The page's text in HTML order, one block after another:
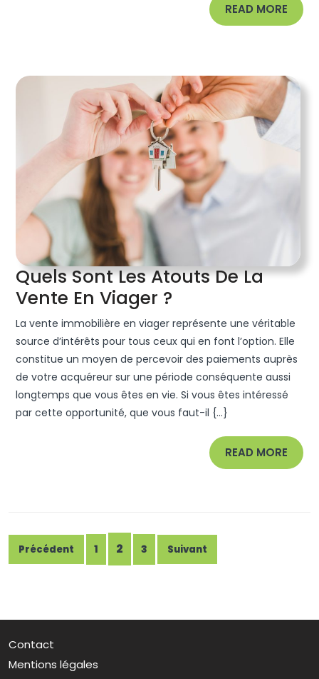
READ MORE READ
MORE
Quels Sont Les Atouts De La
Vente En Viager ?
Sont
Les
Atouts
De
La
Vente
Viager ?
La vente immobilière en viager représente une véritable
source d’intérêts pour tous ceux qui en font l’option. Elle
constitue un moyen de percevoir des paiements auprès
de votre acquéreur sur une période conséquente aussi
longtemps que vous êtes en vie. Si vous êtes intéressé
par cette opportunité, que vous faut-il {...}
READ MORE READ
MORE
Pagination
des
Précédent 1 2 3 Suivant
Contact
Mentions légales